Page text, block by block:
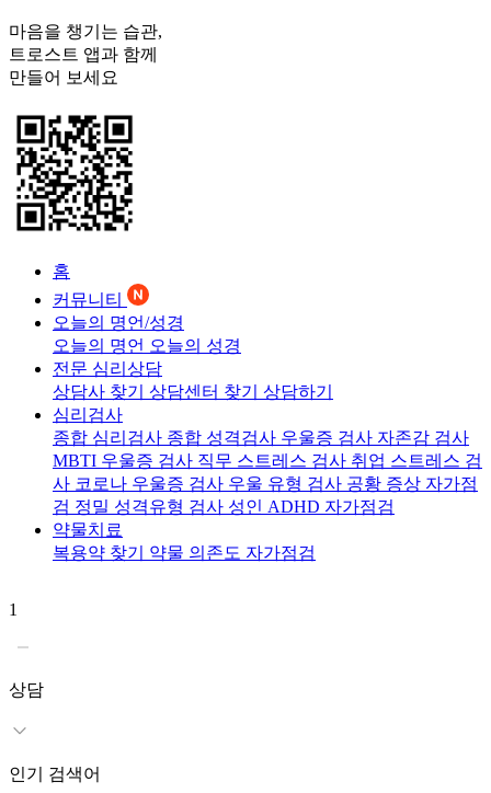
마음을 챙기는 습관,
트로스트 앱과 함께
만들어 보세요
홈
커뮤니티
오늘의 명언/성경
오늘의 명언 오늘의 성경
전문 심리상담
상담사 찾기 상담센터 찾기 상담하기
심리검사
종합 심리검사 종합 성격검사 우울증 검사 자존감 검사
MBTI 우울증 검사 직무 스트레스 검사 취업 스트레스 검
사 코로나 우울증 검사 우울 유형 검사 공황 증상 자가점
검 정밀 성격유형 검사 성인 ADHD 자가점검
약물치료
복용약 찾기 약물 의존도 자가점검
1
상담
인기 검색어